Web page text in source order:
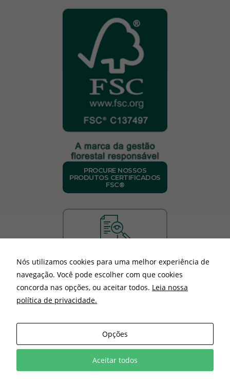
PROCURE NOSSOS
PRODUTOS CERTIFICADOS
FSC®
Transparência e
Igualdade Salarial
Ecco Editora
Acesse nossaPolítica de Privacidade
Nós utilizamos cookies para uma melhor experiência de
navegação. Você pode escolher com que cookies
concorda nas opções, ou aceitar todos. Leia nossa
política de privacidade.
Opções
Aceitar todos